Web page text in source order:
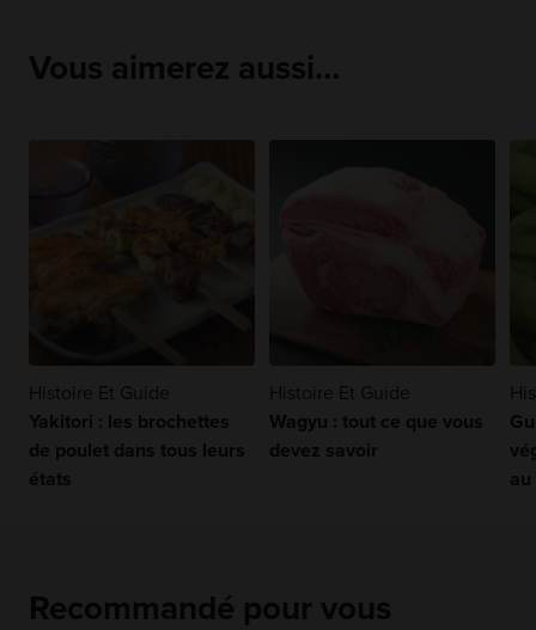
Vous aimerez aussi…
Histoire Et Guide
Yakitori : les brochettes
de poulet dans tous leurs
états
Histoire Et Guide
Wagyu : tout ce que vous
devez savoir
au
Recommandé pour vous